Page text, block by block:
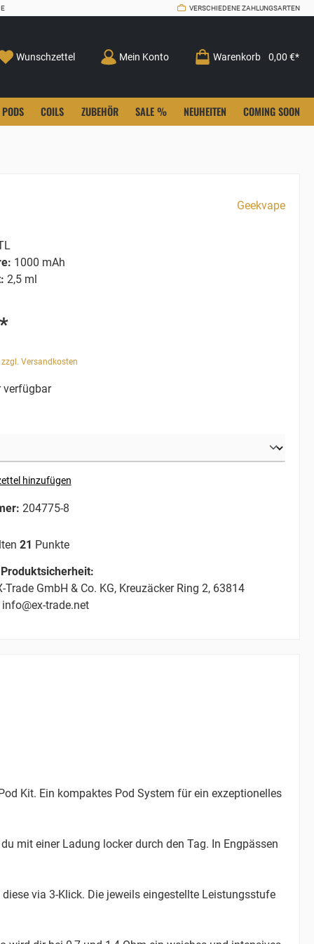
VERSCHIEDENE ZAHLUNGSARTEN
Wunschzettel Mein Konto Warenkorb 0,00 €*
PODS COILS ZUBEHÖR SALE % NEUHEITEN COMING SOON
Geekvape
1000 mAh
2,5 ml
Versandkosten
verfügbar
hinzufügen
204775-8
21 Punkte
Trade GmbH & Co. KG, Kreuzäcker Ring 2, 63814
trade.net
Kit. Ein kompaktes Pod System für ein exzeptionelles
mit einer Ladung locker durch den Tag. In Engpässen
via 3-Klick. Die jeweils eingestellte Leistungsstufe